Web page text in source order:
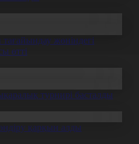
жөніндегі
өтті
турнирі басталды
қарқын алды